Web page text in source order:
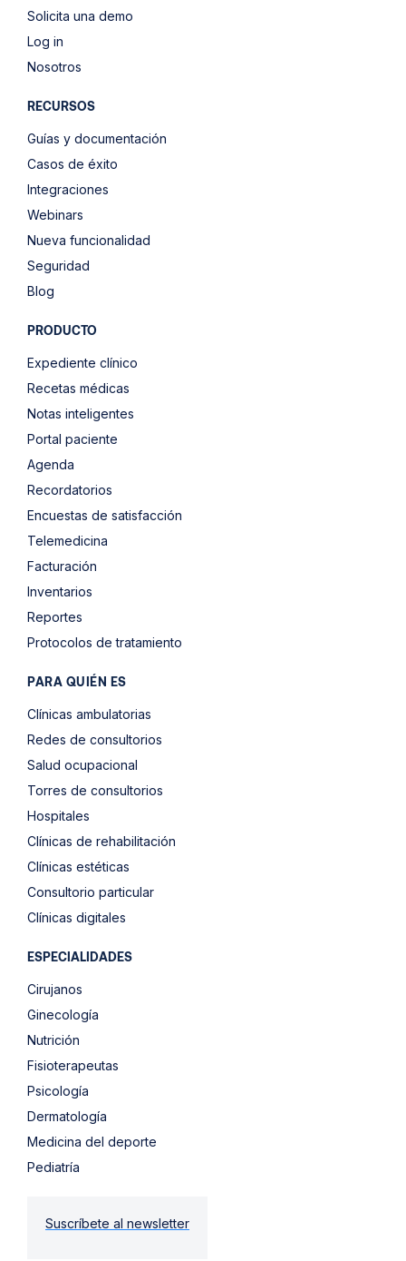
Solicita una demo
Log in
Nosotros
RECURSOS
Guías y documentación
Casos de éxito
Integraciones
Webinars
Nueva funcionalidad
Seguridad
Blog
PRODUCTO
Expediente clínico
Recetas médicas
Notas inteligentes
Portal paciente
Agenda
Recordatorios
Encuestas de satisfacción
Telemedicina
Facturación
Inventarios
Reportes
Protocolos de tratamiento
PARA QUIÉN ES
Clínicas ambulatorias
Redes de consultorios
Salud ocupacional
Torres de consultorios
Hospitales
Clínicas de rehabilitación
Clínicas estéticas
Consultorio particular
Clínicas digitales
ESPECIALIDADES
Cirujanos
Ginecología
Nutrición
Fisioterapeutas
Psicología
Dermatología
Medicina del deporte
Pediatría
Suscríbete al newsletter